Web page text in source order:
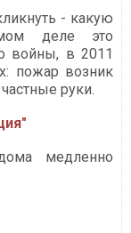
- какую
деле это
войны, в 2011
пожар возник
руки.
медленно